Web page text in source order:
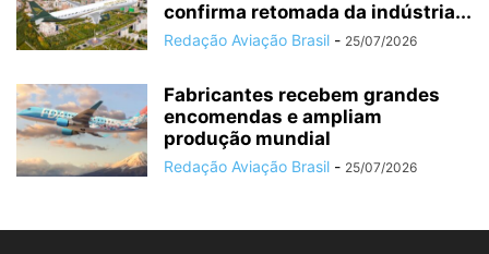
confirma retomada da indústria...
Redação Aviação Brasil - 25/07/2026
Fabricantes recebem grandes
encomendas e ampliam
produção mundial
Redação Aviação Brasil - 25/07/2026